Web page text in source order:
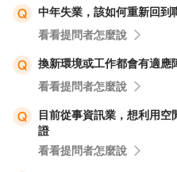
中年失業，該如何重新回到
看看提問者怎麼說
換新環境或工作都會有適應
看看提問者怎麼說
目前從事資訊業，想利用
證
看看提問者怎麼說